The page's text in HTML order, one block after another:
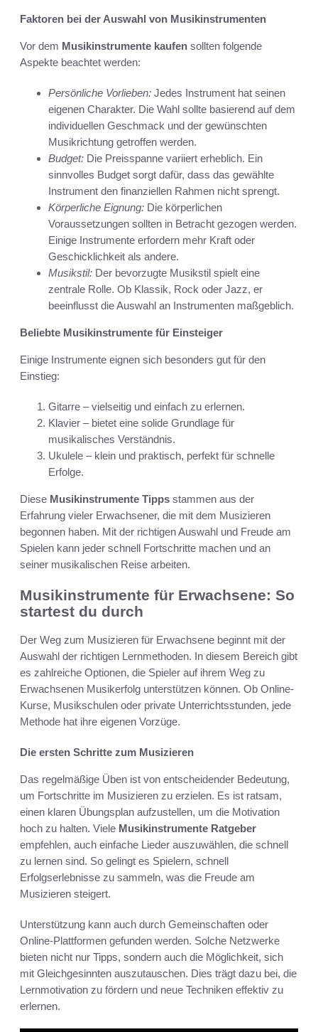
Faktoren bei der Auswahl von Musikinstrumenten
Vor dem Musikinstrumente kaufen sollten folgende
Aspekte beachtet werden:
Persönliche Vorlieben: Jedes Instrument hat seinen
eigenen Charakter. Die Wahl sollte basierend auf dem
individuellen Geschmack und der gewünschten
Musikrichtung getroffen werden.
Budget: Die Preisspanne variiert erheblich. Ein
sinnvolles Budget sorgt dafür, dass das gewählte
Instrument den finanziellen Rahmen nicht sprengt.
Körperliche Eignung: Die körperlichen
Voraussetzungen sollten in Betracht gezogen werden.
Einige Instrumente erfordern mehr Kraft oder
Geschicklichkeit als andere.
Musikstil: Der bevorzugte Musikstil spielt eine
zentrale Rolle. Ob Klassik, Rock oder Jazz, er
beeinflusst die Auswahl an Instrumenten maßgeblich.
Beliebte Musikinstrumente für Einsteiger
Einige Instrumente eignen sich besonders gut für den
Einstieg:
Gitarre – vielseitig und einfach zu erlernen.
Klavier – bietet eine solide Grundlage für
musikalisches Verständnis.
Ukulele – klein und praktisch, perfekt für schnelle
Erfolge.
Diese Musikinstrumente Tipps stammen aus der
Erfahrung vieler Erwachsener, die mit dem Musizieren
begonnen haben. Mit der richtigen Auswahl und Freude am
Spielen kann jeder schnell Fortschritte machen und an
seiner musikalischen Reise arbeiten.
Musikinstrumente für Erwachsene: So
startest du durch
Der Weg zum Musizieren für Erwachsene beginnt mit der
Auswahl der richtigen Lernmethoden. In diesem Bereich gibt
es zahlreiche Optionen, die Spieler auf ihrem Weg zu
Erwachsenen Musikerfolg unterstützen können. Ob Online-
Kurse, Musikschulen oder private Unterrichtsstunden, jede
Methode hat ihre eigenen Vorzüge.
Die ersten Schritte zum Musizieren
Das regelmäßige Üben ist von entscheidender Bedeutung,
um Fortschritte im Musizieren zu erzielen. Es ist ratsam,
einen klaren Übungsplan aufzustellen, um die Motivation
hoch zu halten. Viele Musikinstrumente Ratgeber
empfehlen, auch einfache Lieder auszuwählen, die schnell
zu lernen sind. So gelingt es Spielern, schnell
Erfolgserlebnisse zu sammeln, was die Freude am
Musizieren steigert.
Unterstützung kann auch durch Gemeinschaften oder
Online-Plattformen gefunden werden. Solche Netzwerke
bieten nicht nur Tipps, sondern auch die Möglichkeit, sich
mit Gleichgesinnten auszutauschen. Dies trägt dazu bei, die
Lernmotivation zu fördern und neue Techniken effektiv zu
erlernen.